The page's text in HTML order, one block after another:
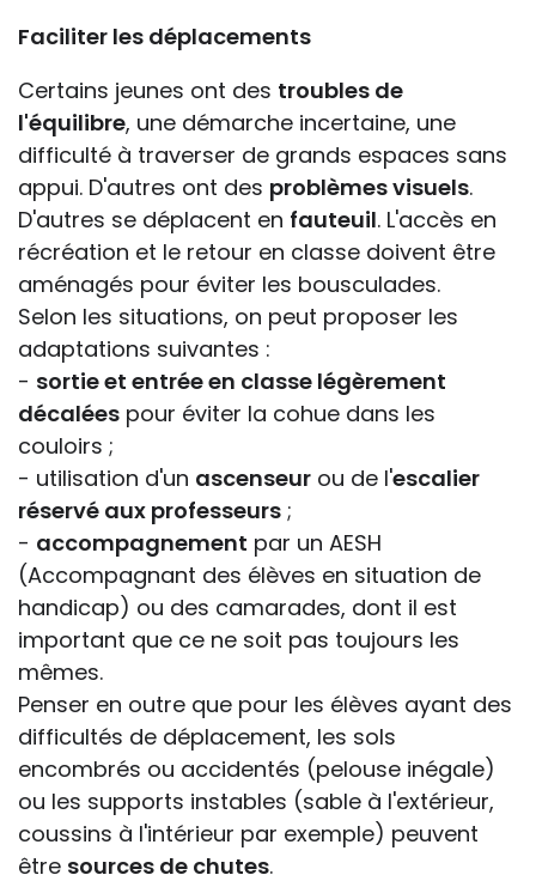
Faciliter les déplacements
Certains jeunes ont des troubles de
l'équilibre, une démarche incertaine, une
difficulté à traverser de grands espaces sans
appui. D'autres ont des problèmes visuels.
D'autres se déplacent en fauteuil. L'accès en
récréation et le retour en classe doivent être
aménagés pour éviter les bousculades.
Selon les situations, on peut proposer les
adaptations suivantes :
- sortie et entrée en classe légèrement
décalées pour éviter la cohue dans les
couloirs ;
- utilisation d'un ascenseur ou de l'escalier
réservé aux professeurs ;
- accompagnement par un AESH
(Accompagnant des élèves en situation de
handicap) ou des camarades, dont il est
important que ce ne soit pas toujours les
mêmes.
Penser en outre que pour les élèves ayant des
difficultés de déplacement, les sols
encombrés ou accidentés (pelouse inégale)
ou les supports instables (sable à l'extérieur,
coussins à l'intérieur par exemple) peuvent
être sources de chutes.